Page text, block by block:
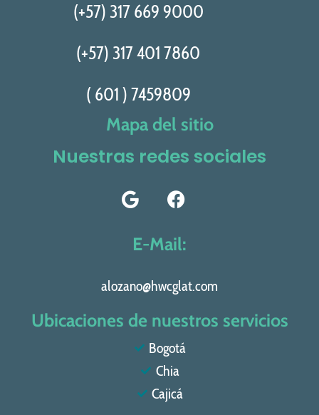
(+57) 317 669 9000
(+57) 317 401 7860
( 601 ) 7459809
Mapa del sitio
Nuestras redes sociales
E-Mail:
alozano@hwcglat.com
Ubicaciones de nuestros servicios
Bogotá
Chia
Cajicá